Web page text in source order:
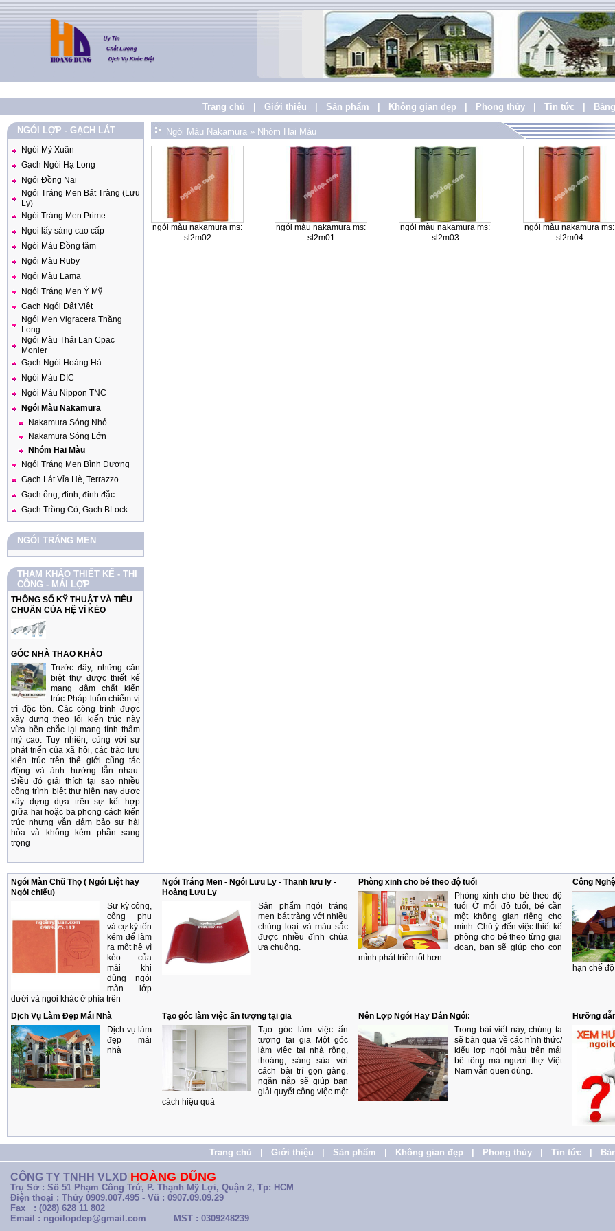
Trang chủ
Giới thiệu Sản phẩm Không gian đẹp Phong thủy Tin tức
NGÓI LỢP - GẠCH LÁT
Ngói Mỹ Xuân
Gạch Ngói Hạ Long
Ngói Đồng Nai
Ngói Tráng Men Bát Tràng (Lưu
Ly)
Ngói Tráng Men Prime
Ngoi lấy sáng cao cấp
Ngói Màu Đồng tâm
Ngói Màu Ruby
Ngói Màu Lama
Ngói Tráng Men Ý Mỹ
Gạch Ngói Đất Việt
Ngói Men Vigracera Thăng
Long
Ngói Màu Thái Lan Cpac
Monier
Gạch Ngói Hoàng Hà
Ngói Màu DIC
Ngói Màu Nippon TNC
Ngói Màu Nakamura
Nakamura Sóng Nhỏ
Nakamura Sóng Lớn
Nhóm Hai Màu
Ngói Tráng Men Bình Dương
Gạch Lát Vỉa Hè, Terrazzo
Gạch ống, đinh, đinh đặc
Gạch Trồng Cỏ, Gạch BLock
NGÓI TRÁNG MEN
THAM KHẢO THIẾT KẾ - THI
CÔNG - MÁI LỢP
THÔNG SỐ KỸ THUẬT VÀ TIÊU
CHUẨN CỦA HỆ VÌ KÈO
GÓC NHÀ THAO KHẢO
Trước đây, những căn
biệt thự được thiết kế
mang đậm chất kiến
trúc Pháp luôn chiếm vị
trí độc tôn. Các công trình được
xây dựng theo lối kiến trúc này
vừa bền chắc lại mang tính thẩm
mỹ cao. Tuy nhiên, cùng với sự
phát triển của xã hội, các trào lưu
kiến trúc trên thế giới cũng tác
động và ảnh hưởng lẫn nhau.
Điều đó giải thích tại sao nhiều
công trình biệt thự hiện nay được
xây dựng dựa trên sự kết hợp
giữa hai hoặc ba phong cách kiến
trúc nhưng vẫn đảm bảo sự hài
hòa và không kém phần sang
trọng
Ngói Màu Nakamura » Nhóm Hai Màu
ngói màu nakamura ms:
sl2m02
ngói màu nakamura ms:
sl2m01
ngói màu nakamura ms:
sl2m03
ngói màu nakamura ms:
sl2m04
Ngói Màn Chũ Thọ ( Ngói Liệt hay
Ngói chiếu)
Sự kỳ công,
công phu
và cự kỳ tốn
kém để làm
ra một hệ vì
kèo của
mái khi
dùng ngói
màn lớp
dưới và ngoi khác ở phía trên
Ngói Tráng Men - Ngói Lưu Ly - Thanh lưu ly -
Hoàng Lưu Ly
Sản phẩm ngói tráng
men bát tràng với nhiều
chủng loại và màu sắc
được nhiều đình chùa
ưa chuộng.
Phòng xinh cho bé theo độ tuổi
Phòng xinh cho bé theo độ
tuổi Ở mỗi độ tuổi, bé cần
một không gian riêng cho
mình. Chú ý đến việc thiết kế
phòng cho bé theo từng giai
đoạn, bạn sẽ giúp cho con
mình phát triển tốt hơn.
Công
hạn chế
Dịch Vụ Làm Đẹp Mái Nhà
Dịch vụ làm
đẹp mái
nhà
Tạo góc làm việc ấn tượng tại gia
Tạo góc làm việc ấn
tượng tại gia Một góc
làm việc tại nhà rộng,
thoáng, sáng sủa với
cách bài trí gọn gàng,
ngăn nắp sẽ giúp bạn
giải quyết công việc một
cách hiệu quả
Nên Lợp Ngói Hay Dán Ngói:
Trong bài viết này, chúng ta
sẽ bàn qua về các hình thức/
kiểu lợp ngói màu trên mái
bê tông mà người thợ Việt
Nam vẫn quen dùng.
Hưỡng
Trang chủ Giới thiệu Sản phẩm Không gian đẹp Phong thủy Tin tức
CÔNG TY TNHH VLXD HOÀNG DŨNG
Trụ Sở : Số 51 Phạm Công Trứ, P. Thạnh Mỹ Lợi, Quận 2, Tp: HCM
Điện thoại : Thủy 0909.007.495 - Vũ : 0907.09.09.29
Fax : (028) 628 11 802
Email : ngoilopdep@gmail.com
MST : 0309248239